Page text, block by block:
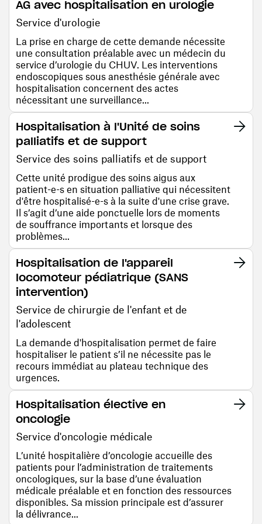
AG avec hospitalisation en urologie
Service d'urologie
La prise en charge de cette demande nécessite
une consultation préalable avec un médecin du
service d’urologie du CHUV. Les interventions
endoscopiques sous anesthésie générale avec
hospitalisation concernent des actes
nécessitant une surveillance...
Hospitalisation à l'Unité de soins
palliatifs et de support
Service des soins palliatifs et de support
Cette unité prodigue des soins aigus aux
patient-e-s en situation palliative qui nécessitent
d'être hospitalisé-e-s à la suite d'une crise grave.
Il s’agit d’une aide ponctuelle lors de moments
de souffrance importants et lorsque des
problèmes...
Hospitalisation de l'appareil
locomoteur pédiatrique (SANS
intervention)
Service de chirurgie de l'enfant et de
l'adolescent
La demande d'hospitalisation permet de faire
hospitaliser le patient s’il ne nécessite pas le
recours immédiat au plateau technique des
urgences.
Hospitalisation élective en
oncologie
Service d'oncologie médicale
L’unité hospitalière d’oncologie accueille des
patients pour l’administration de traitements
oncologiques, sur la base d’une évaluation
médicale préalable et en fonction des ressources
disponibles. Sa mission principale est d’assurer
la délivrance...